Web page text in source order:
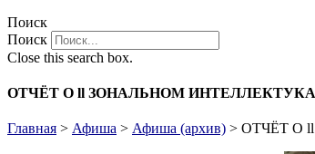
Поиск
Поиск
Close this search box.
ОТЧЁТ О ll ЗОНАЛЬНОМ
Главная > Афиша > Афиша (архив) > ОТЧЁТ О